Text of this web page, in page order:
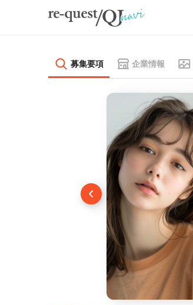
募集要項 企業情報